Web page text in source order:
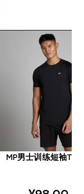
MP男士训练短袖T恤